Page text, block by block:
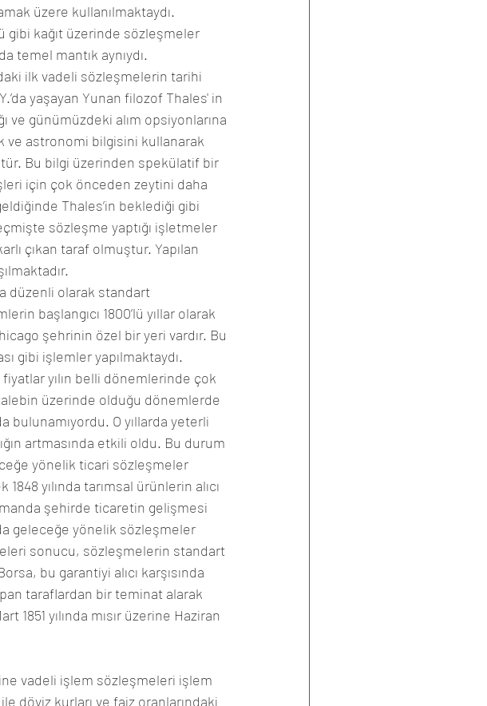
üzere kullanılmaktaydı.
gibi kağıt üzerinde sözleşmeler
temel mantık aynıydı.
ilk vadeli sözleşmelerin tarihi
yaşayan Yunan filozof Thales' in
ve günümüzdeki alım opsiyonlarına
ve astronomi bilgisini kullanarak
Bu bilgi üzerinden spekülatif bir
için çok önceden zeytini daha
Thales’in beklediği gibi
sözleşme yaptığı işletmeler
çıkan taraf olmuştur. Yapılan
düzenli olarak standart
başlangıcı 1800’lü yıllar olarak
şehrinin özel bir yeri vardır. Bu
gibi işlemler yapılmaktaydı.
yılın belli dönemlerinde çok
üzerinde olduğu dönemlerde
O yıllarda yeterli
artmasında etkili oldu. Bu durum
yönelik ticari sözleşmeler
yılında tarımsal ürünlerin alıcı
şehirde ticaretin gelişmesi
geleceğe yönelik sözleşmeler
sonucu, sözleşmelerin standart
bu garantiyi alıcı karşısında
taraflardan bir teminat alarak
1851 yılında mısır üzerine Haziran
vadeli işlem sözleşmeleri işlem
döviz kurları ve faiz oranlarındaki